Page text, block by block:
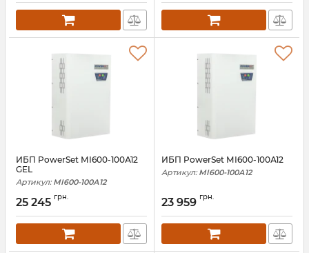
ИБП PowerSet МІ600-100А12
GEL
Артикул: МІ600-100А12
25 245 грн.
ИБП PowerSet МІ600-100А12
Артикул: МІ600-100А12
23 959 грн.